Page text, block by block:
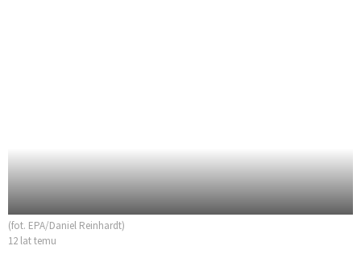
(fot. EPA/Daniel Reinhardt)
12 lat temu